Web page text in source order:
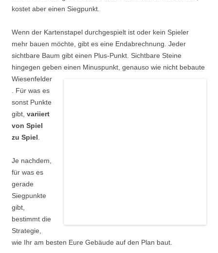
kostet aber einen Siegpunkt.
Wenn der Kartenstapel durchgespielt ist oder kein Spieler
mehr bauen möchte, gibt es eine Endabrechnung. Jeder
sichtbare Baum gibt einen Plus-Punkt. Sichtbare Steine
hingegen geben einen Minuspunkt, genauso wie nicht bebaute
Wiesenfelder
. Für was es
sonst Punkte
gibt, variiert
von Spiel
zu Spiel.
Je nachdem,
für was es
gerade
Siegpunkte
gibt,
bestimmt die
Strategie,
wie Ihr am besten Eure Gebäude auf den Plan baut.